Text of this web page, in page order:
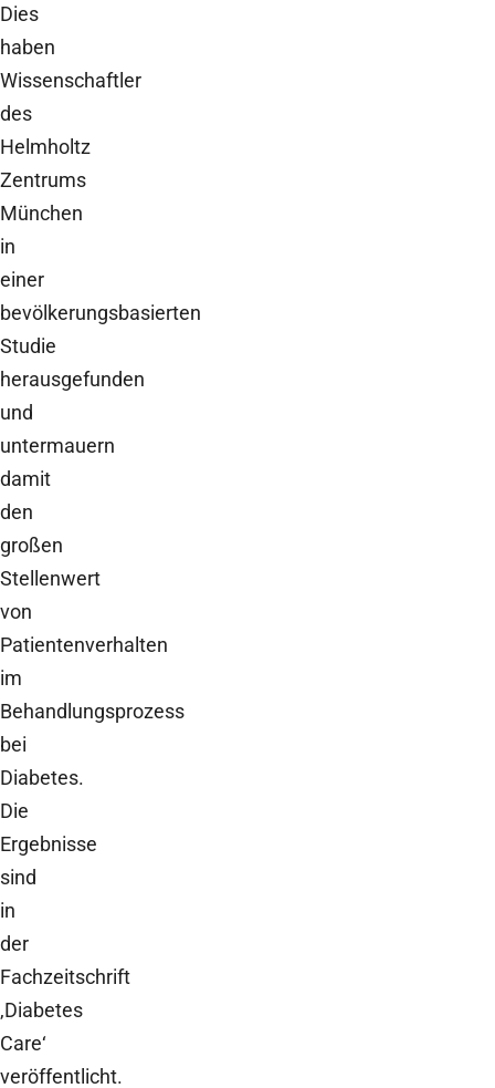
Dies
haben
Wissenschaftler
des
Helmholtz
Zentrums
München
in
einer
bevölkerungsbasierten
Studie
herausgefunden
und
untermauern
damit
den
großen
Stellenwert
von
Patientenverhalten
im
Behandlungsprozess
bei
Diabetes.
Die
Ergebnisse
sind
in
der
Fachzeitschrift
‚Diabetes
Care‘
veröffentlicht.